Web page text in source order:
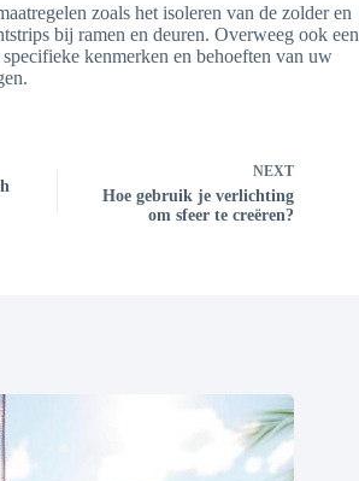
zoals het isoleren van de zolder en
bij ramen en deuren. Overweeg ook een
kenmerken en behoeften van uw
NEXT
Hoe gebruik je verlichting
om sfeer te creëren?